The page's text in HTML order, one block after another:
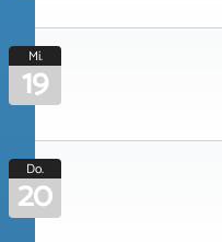
Mi.
19
Do.
20